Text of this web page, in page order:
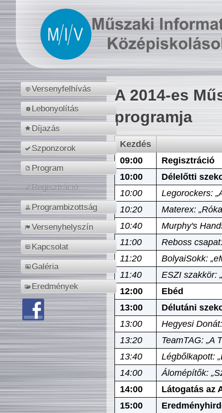
Versenyfelhívás
Lebonyolítás
Díjazás
Szponzorok
Program
Regisztráció
Programbizottság
Versenyhelyszín
Kapcsolat
Galéria
Eredmények
A 2014-es
programja
Kezdés
09:00
Regisztráció
10:00
Délelőtti
10:00
Legorockers:
10:20
Materex:
10:40
Murphy's
11:00
Reboss
11:20
BolyaiSokk:
11:40
ESZI szakkör:
12:00
Ebéd
13:00
Délutáni
13:00
Hegyesi
13:20
TeamTAG: „A
13:40
Légbőlkapott:
14:00
Álomépítők:
14:00
Látogatás az
15:00